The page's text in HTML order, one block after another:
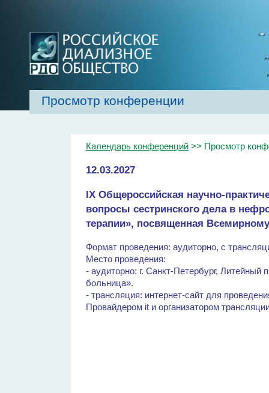
Главная Об обществе
Просмотр конференции
Календарь конференций>> Просмотр
12.03.2027
IX Общероссийская научно-
вопросы сестринского дела в
терапии», посвященная
Формат проведения: аудиторно, с
Место проведения:
- аудиторно: г. Санкт-Петербург,
больница».
- трансляция: интернет-сайт для
Провайдером it и организатором